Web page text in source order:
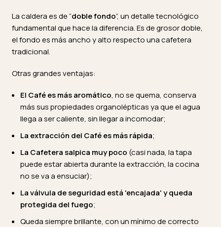
La caldera es de “doble fondo”, un detalle tecnológico
fundamental que hace la diferencia. Es de grosor doble,
el fondo es más ancho y alto respecto una cafetera
tradicional.
Otras grandes ventajas:
El Café es más aromático, no se quema, conserva
más sus propiedades organolépticas ya que el agua
llega a ser caliente, sin llegar a incomodar;
La extracción del Café es más rápida;
La Cafetera salpica muy poco (casi nada, la tapa
puede estar abierta durante la extracción, la cocina
no se va a ensuciar);
La válvula de seguridad está 'encajada' y queda
protegida del fuego;
Queda siempre brillante, con un mínimo de correcto